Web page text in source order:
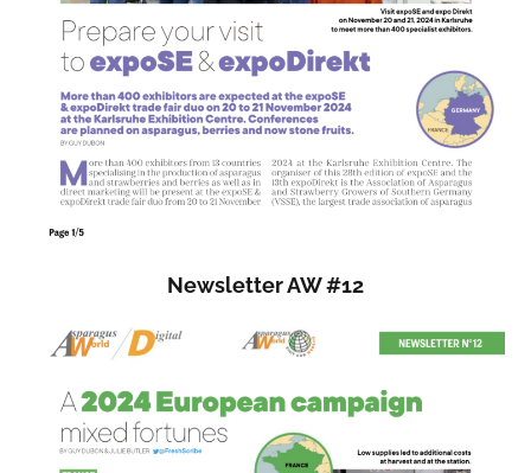
Newsletter AW #12